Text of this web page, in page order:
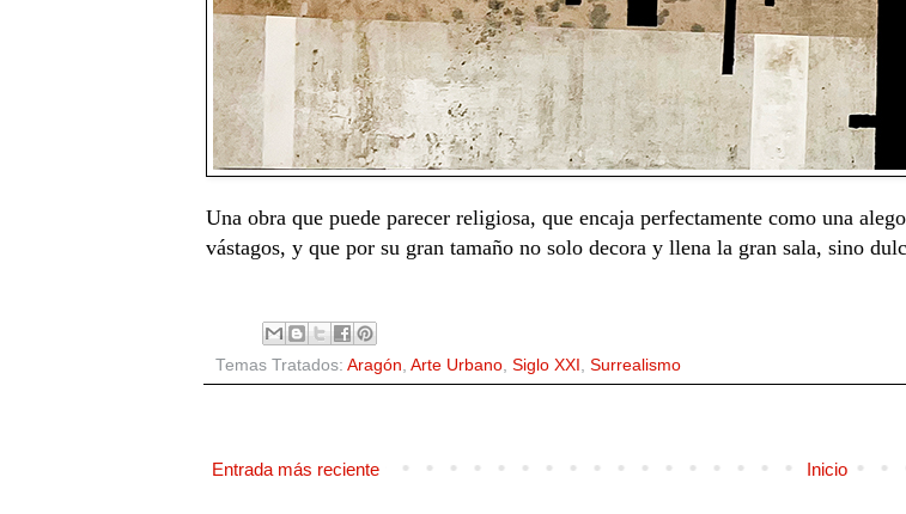
Una obra que puede parecer religiosa, que encaja perfectamente como una
vástagos, y que por su gran tamaño no solo decora y llena la gran sala, sino
Temas Tratados: Aragón Arte Urbano, Siglo XXI Surrealismo
Entrada más reciente Inicio